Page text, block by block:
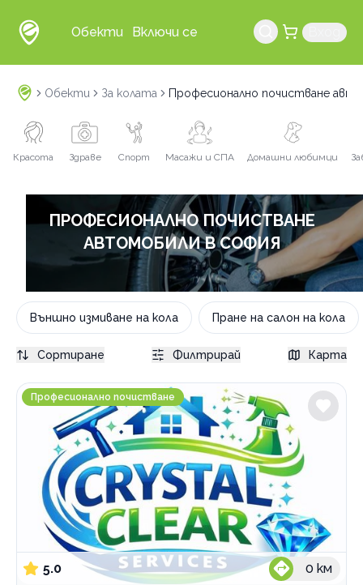
Обекти Включи се
Обекти За колата Професионално почистване
Красота Здраве Спорт Масажи и СПА Домашни любимци
ПРОФЕСИОНАЛНО ПОЧИСТВАНЕ
АВТОМОБИЛИ В СОФИЯ
Външно измиване на кола Пране на салон на кола
Crystal Clear Services Професионално почистване
Професионално почистване
5.0 0 км
Сортиране Филтрирай Карта
София
Услуги
Външно измиване на кола
услуги
Пране на салон на кола
пране на тапицерия на кола
Категории
Професионално почистване автомобили
Автосервиз